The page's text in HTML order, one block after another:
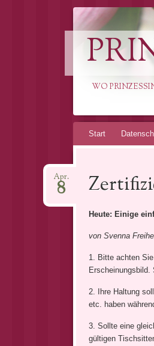
WO
Springe
Start
Apr.
8
Heute: Einige
von Svenna
1. Bitte achten
Erscheinungsbild.
2. Ihre Haltung
etc. haben
3. Sollte eine
gültigen